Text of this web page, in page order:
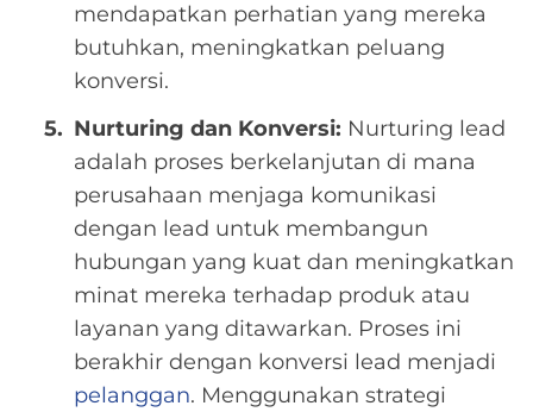
mendapatkan perhatian yang mereka
butuhkan, meningkatkan peluang
konversi.
Nurturing dan Konversi: Nurturing lead
adalah proses berkelanjutan di mana
perusahaan menjaga komunikasi
dengan lead untuk membangun
hubungan yang kuat dan meningkatkan
minat mereka terhadap produk atau
layanan yang ditawarkan. Proses ini
berakhir dengan konversi lead menjadi
pelanggan. Menggunakan strategi